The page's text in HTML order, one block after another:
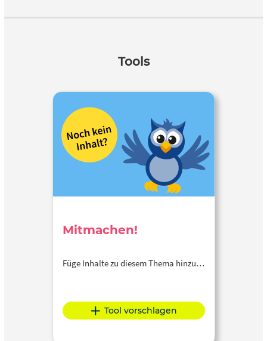
Tools
Mitmachen!
Füge Inhalte zu diesem Thema hinzu…
Tool vorschlagen